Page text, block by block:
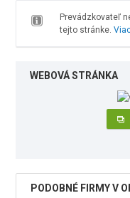
Prevádzkovateľ
tejto stránke.
WEBOVÁ STRÁNKA
PODOBNÉ FIRMY V